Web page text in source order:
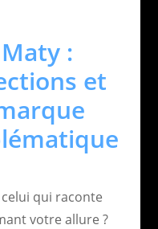
:
et
qui raconte
votre allure ?